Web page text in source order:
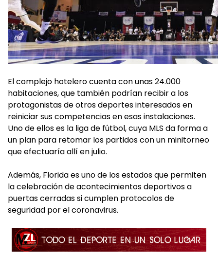
El complejo hotelero cuenta con unas 24.000
habitaciones, que también podrían recibir a los
protagonistas de otros deportes interesados en
reiniciar sus competencias en esas instalaciones.
Uno de ellos es la liga de fútbol, cuya MLS da forma a
un plan para retomar los partidos con un minitorneo
que efectuaría allí en julio.
Además, Florida es uno de los estados que permiten
la celebración de acontecimientos deportivos a
puertas cerradas si cumplen protocolos de
seguridad por el coronavirus.